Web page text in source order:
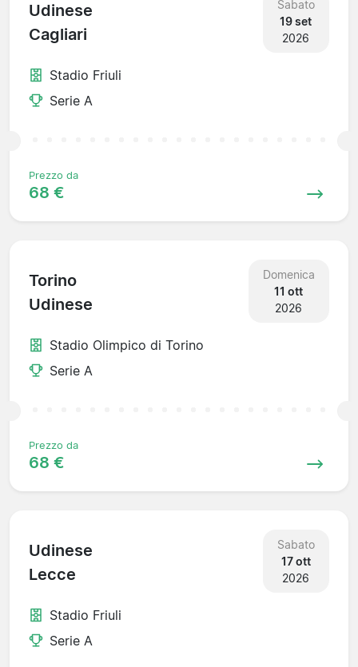
Udinese
Cagliari
Sabato
19 set
2026
Stadio Friuli
Serie A
Prezzo da
68 €
Torino
Udinese
Domenica
11 ott
2026
Stadio Olimpico di Torino
Serie A
Prezzo da
68 €
Udinese
Lecce
Sabato
17 ott
2026
Stadio Friuli
Serie A